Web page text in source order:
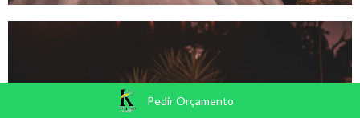
Pedir Orçamento